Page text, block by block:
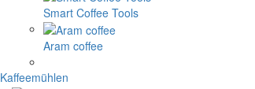
Smart Coffee Tools
Aram coffee
Kaffeemühlen